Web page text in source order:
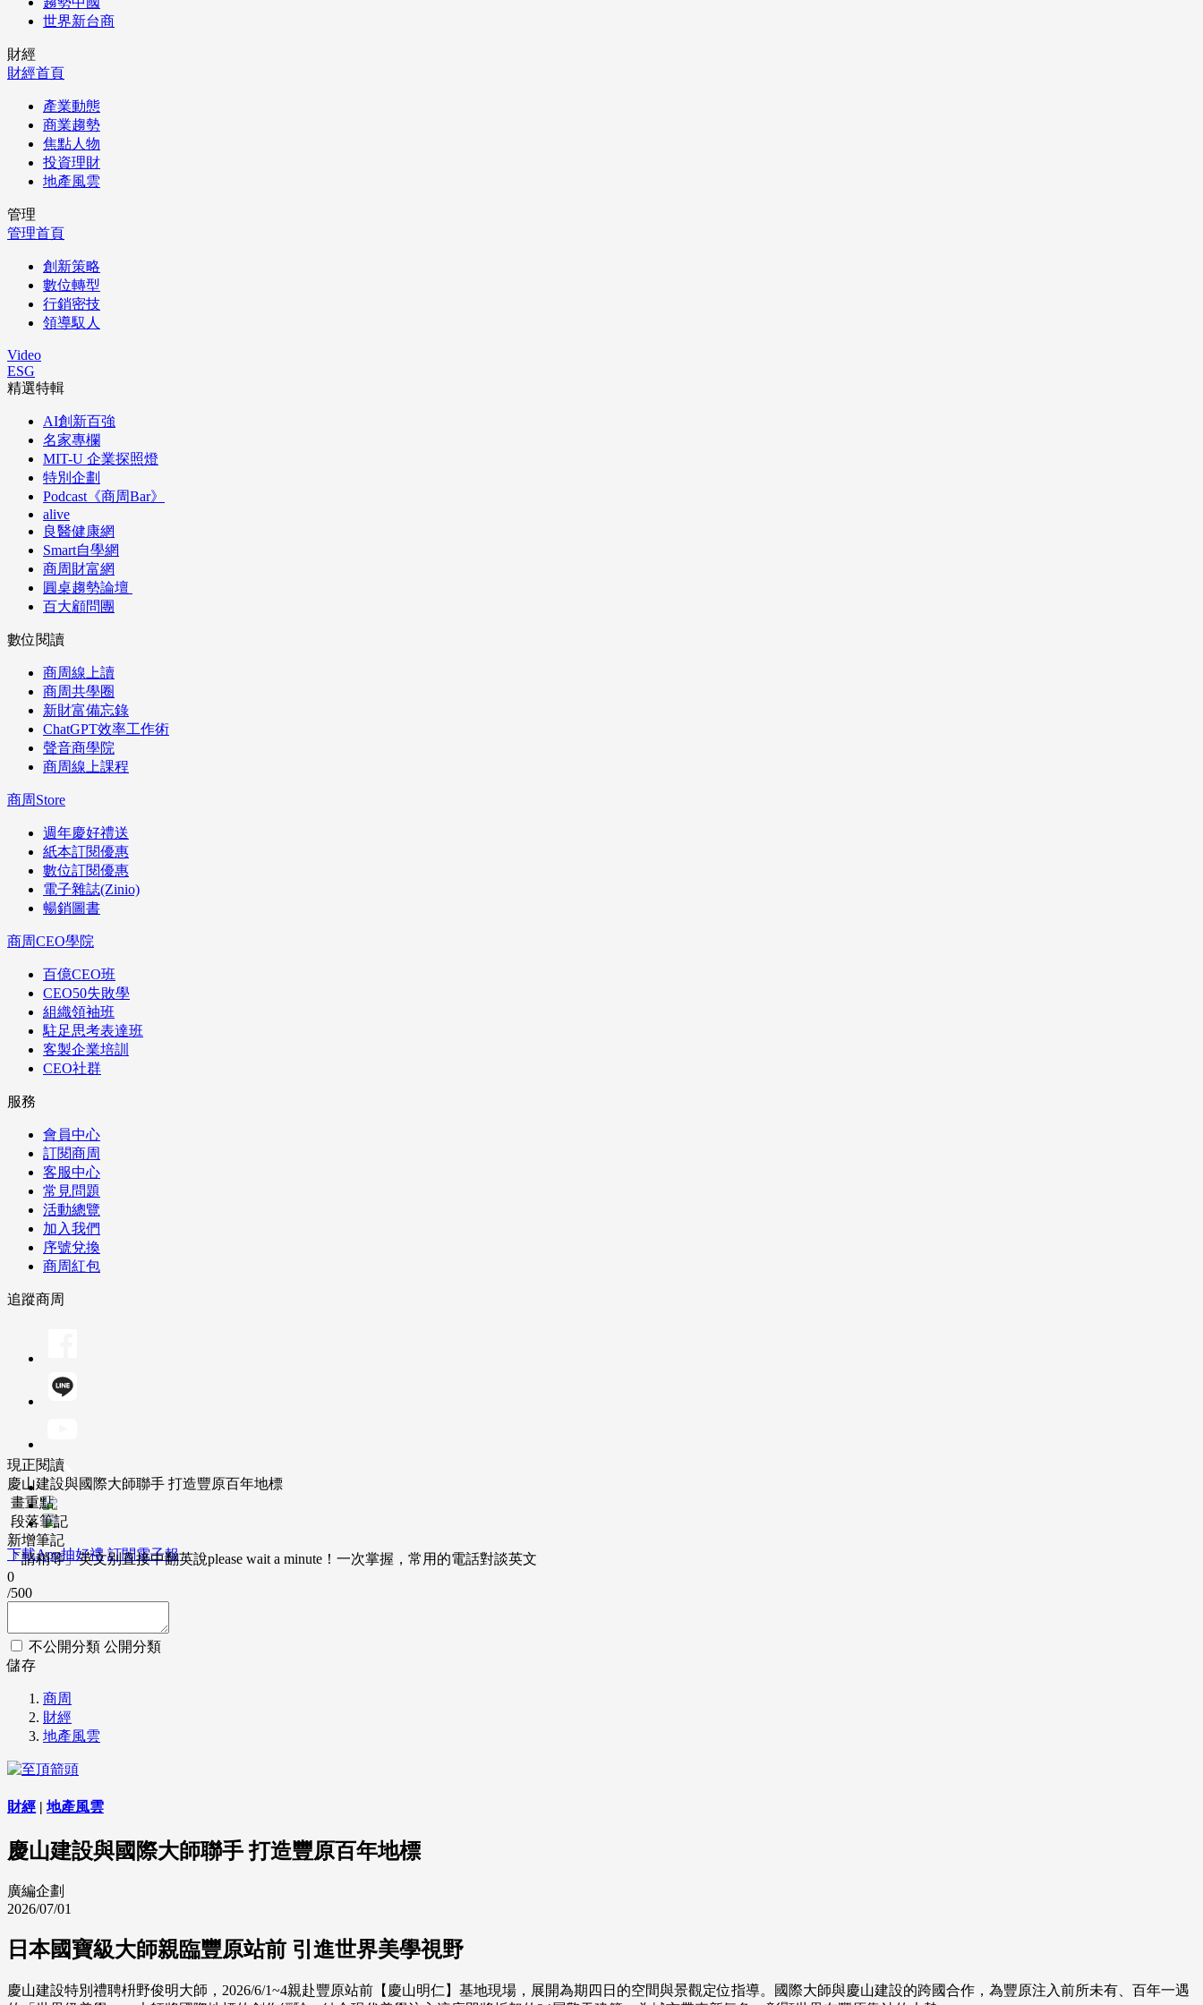
世界新台商
財經
財經首頁
產業動態
商業趨勢
焦點人物
投資理財
地產風雲
管理
管理首頁
創新策略
數位轉型
行銷密技
領導馭人
Video
ESG
精選特輯
AI創新百強
名家專欄
MIT-U 企業探照燈
特別企劃
Podcast《商周Bar》
alive
良醫健康網
Smart自學網
商周財富網
圓桌趨勢論壇
百大顧問團
數位閱讀
商周線上讀
商周共學圈
新財富備忘錄
ChatGPT效率工作術
聲音商學院
商周線上課程
商周Store
週年慶好禮送
紙本訂閱優惠
數位訂閱優惠
電子雜誌(Zinio)
暢銷圖書
商周CEO學院
百億CEO班
CEO50失敗學
組織領袖班
駐足思考表達班
客製企業培訓
CEO社群
服務
會員中心
訂閱商周
客服中心
常見問題
活動總覽
加入我們
序號兌換
商周紅包
追蹤商周
下載App抽好禮 訂閱電子報
現正閱讀
慶山建設與國際大師聯手 打造豐原百年地標
畫重點
段落筆記
新增筆記
「請稍等」英文別直接中翻英說please wait a minute！一次掌握，常用的電話對談英文
0
/500
不公開分類 公開分類
儲存
商周
財經
地產風雲
財經 | 地產風雲
慶山建設與國際大師聯手 打造豐原百年地標
廣編企劃
2026/07/01
日本國寶級大師親臨豐原站前 引進世界美學視野
慶山建設特別禮聘枡野俊明大師，2026/6/1~4親赴豐原站前【慶山明仁】基地現場，展開為期四日的空間與景觀定位指導。國際大師與慶山建設的跨國合作，為豐原注入前所未有、百年一遇